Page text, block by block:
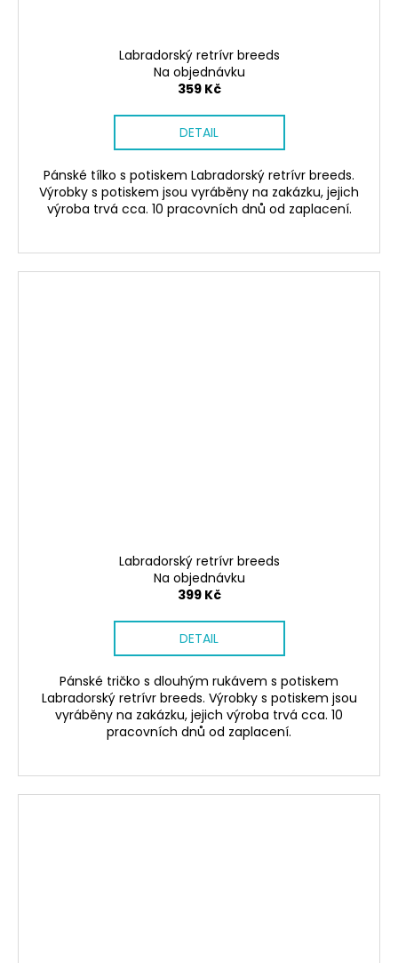
Labradorský retrívr breeds
Na objednávku
359 Kč
DETAIL
Pánské tílko s potiskem Labradorský retrívr breeds.
Výrobky s potiskem jsou vyráběny na zakázku, jejich
výroba trvá cca. 10 pracovních dnů od zaplacení.
Labradorský retrívr breeds
Na objednávku
399 Kč
DETAIL
Pánské tričko s dlouhým rukávem s potiskem
Labradorský retrívr breeds. Výrobky s potiskem jsou
vyráběny na zakázku, jejich výroba trvá cca. 10
pracovních dnů od zaplacení.